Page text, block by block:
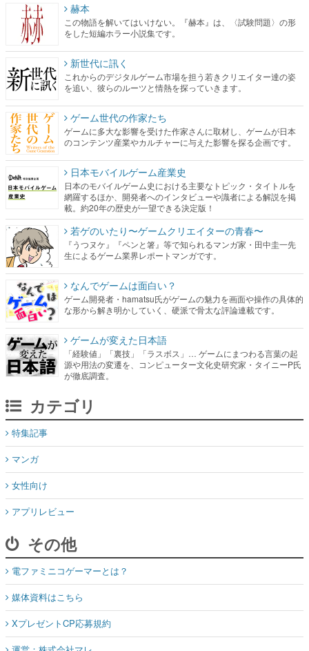
赫本
この物語を解いてはいけない。『赫本』は、〈試験問題〉の形
をした短編ホラー小説集です。
新世代に訊く
これからのデジタルゲーム市場を担う若きクリエイター達の姿
を追い、彼らのルーツと情熱を探っていきます。
ゲーム世代の作家たち
ゲームに多大な影響を受けた作家さんに取材し、ゲームが日本
のコンテンツ産業やカルチャーに与えた影響を探る企画です。
日本モバイルゲーム産業史
日本のモバイルゲーム史における主要なトピック・タイトルを
網羅するほか、開発者へのインタビューや識者による解説を掲
載。約20年の歴史が一望できる決定版！
若ゲのいたり〜ゲームクリエイターの青春〜
『うつヌケ』『ペンと箸』等で知られるマンガ家・田中圭一先
生によるゲーム業界レポートマンガです。
なんでゲームは面白い？
ゲーム開発者・hamatsu氏がゲームの魅力を画面や操作の具体的
な形から解き明かしていく、硬派で骨太な評論連載です。
ゲームが変えた日本語
「経験値」「裏技」「ラスボス」… ゲームにまつわる言葉の起
源や用法の変遷を、コンピューター文化史研究家・タイニーP氏
が徹底調査。
カテゴリ
特集記事
マンガ
女性向け
アプリレビュー
その他
電ファミニコゲーマーとは？
媒体資料はこちら
XプレゼントCP応募規約